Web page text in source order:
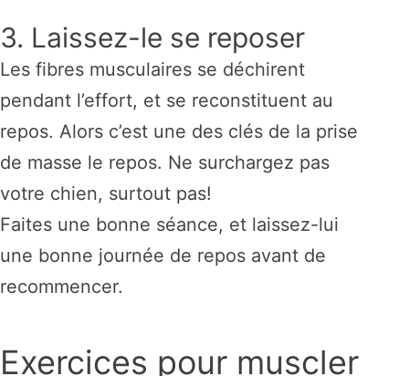
3. Laissez-le se reposer
Les fibres musculaires se déchirent
pendant l’effort, et se reconstituent au
repos. Alors c’est une des clés de la prise
de masse le repos. Ne surchargez pas
votre chien, surtout pas!
Faites une bonne séance, et laissez-lui
une bonne journée de repos avant de
recommencer.
Exercices pour muscler